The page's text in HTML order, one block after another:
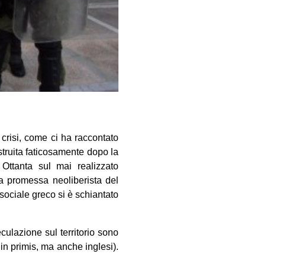
come ci ha raccontato
faticosamente dopo la
sul mai realizzato
neoliberista del
greco si è schiantato
sul territorio sono
primis, ma anche inglesi).